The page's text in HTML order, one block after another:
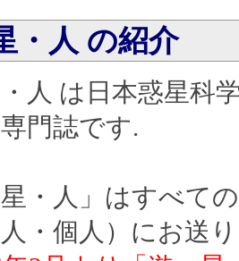
・人 の紹介
人 は日本惑星科
門誌です.
星・人」はすべて
・個人）にお送